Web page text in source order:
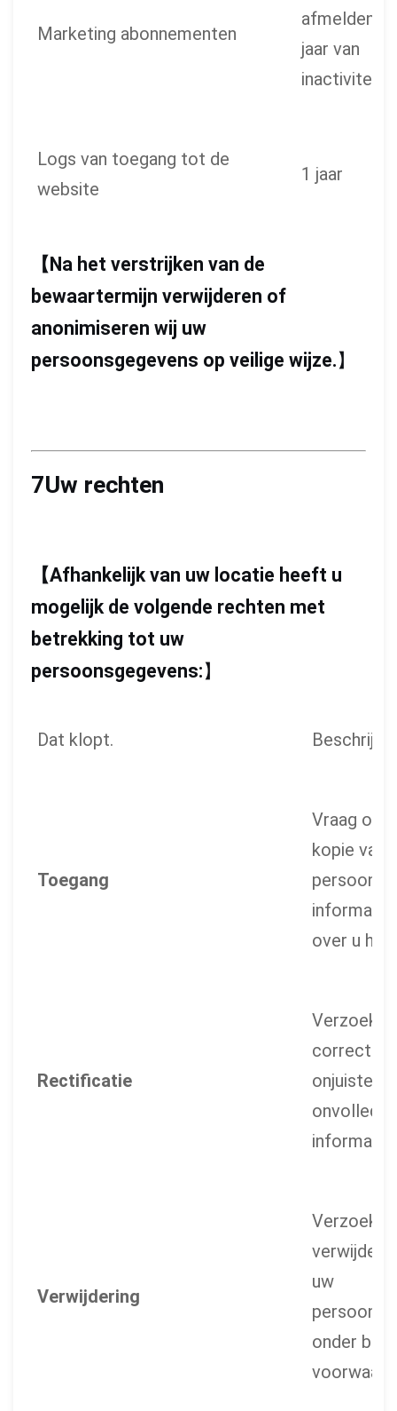
Marketing abonnementen
afmelden
jaar van
inactiviteit
Logs van toegang tot de
website
1 jaar
【Na het verstrijken van de
bewaartermijn verwijderen of
anonimiseren wij uw
persoonsgegevens op veilige wijze.】
7Uw rechten
【Afhankelijk van uw locatie heeft u
mogelijk de volgende rechten met
betrekking tot uw
persoonsgegevens:】
Dat klopt.
Toegang
Vraag om
kopie van
informatie
over u
Rectificatie
Verzoek
correctie
onjuiste of
informatie
Verwijdering
Verzoek
uw
onder